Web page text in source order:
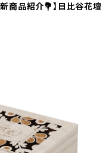
新商品紹介💐】日比谷花壇